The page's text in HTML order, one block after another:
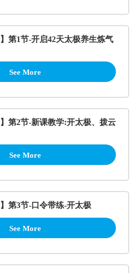
第1节-开启42天太极养生炼气
See More
第2节-新课教学:开太极、拨云
See More
第3节-口令带练-开太极
See More